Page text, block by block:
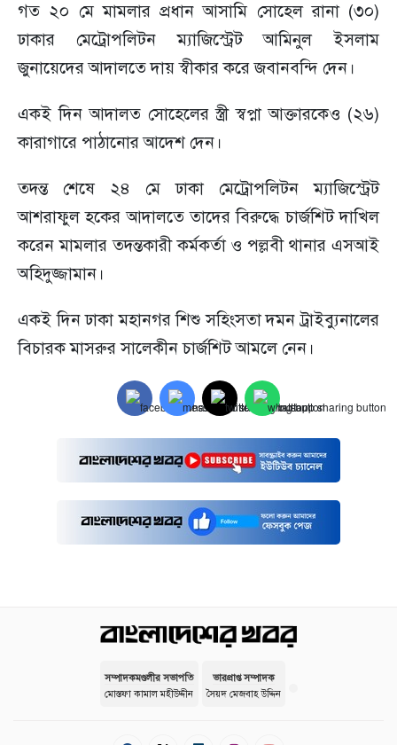
গত ২০ মে মামলার প্রধান আসামি সোহেল রানা (৩০)
ঢাকার মেট্রোপলিটন ম্যাজিস্ট্রেট আমিনুল ইসলাম
জুনায়েদের আদালতে দায় স্বীকার করে জবানবন্দি দেন।
একই দিন আদালত সোহেলের স্ত্রী স্বপ্না আক্তারকেও (২৬)
কারাগারে পাঠানোর আদেশ দেন।
তদন্ত শেষে ২৪ মে ঢাকা মেট্রোপলিটন ম্যাজিস্ট্রেট
আশরাফুল হকের আদালতে তাদের বিরুদ্ধে চার্জশিট দাখিল
করেন মামলার তদন্তকারী কর্মকর্তা ও পল্লবী থানার এসআই
অহিদুজ্জামান।
একই দিন ঢাকা মহানগর শিশু সহিংসতা দমন ট্রাইব্যুনালের
বিচারক মাসরুর সালেকীন চার্জশিট আমলে নেন।
সম্পাদকমণ্ডলীর সভাপতি
মোস্তফা কামাল মহীউদ্দীন
ভারপ্রাপ্ত সম্পাদক
সৈয়দ মেজবাহ উদ্দিন